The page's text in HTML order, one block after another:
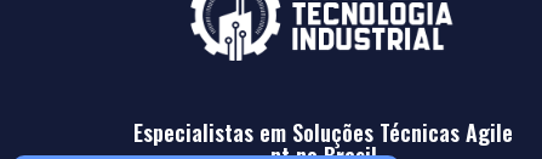
Especialistas em Soluções Técnicas Agile